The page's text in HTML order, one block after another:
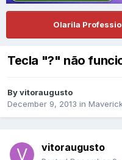
Olarila
Tecla "?" não
Byvitoraugusto
December 9, 2013 in
vitoraugusto